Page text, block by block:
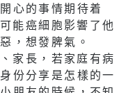
心的事情期待着
能癌細胞影響了他
，想發脾氣。
家長，若家庭有病
份分享是怎樣的一